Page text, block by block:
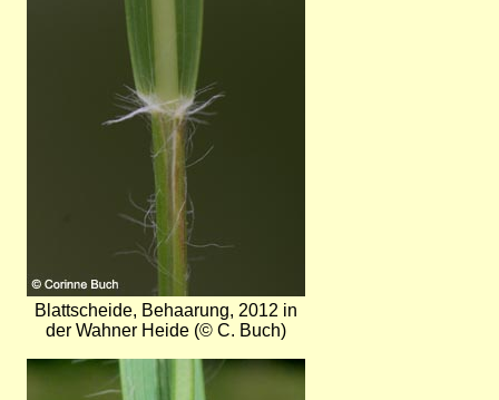
Blattscheide, Behaarung, 2012 in
der Wahner Heide (© C. Buch)
Bild